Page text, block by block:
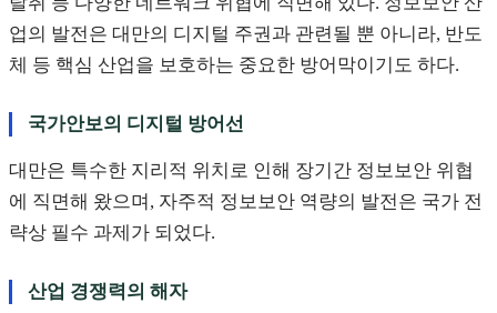
업의 발전은 대만의 디지털 주권과 관련될 뿐 아니라, 반도
체 등 핵심 산업을 보호하는 중요한 방어막이기도 하다.
국가안보의 디지털 방어선
대만은 특수한 지리적 위치로 인해 장기간 정보보안 위협
에 직면해 왔으며, 자주적 정보보안 역량의 발전은 국가 전
략상 필수 과제가 되었다.
산업 경쟁력의 해자